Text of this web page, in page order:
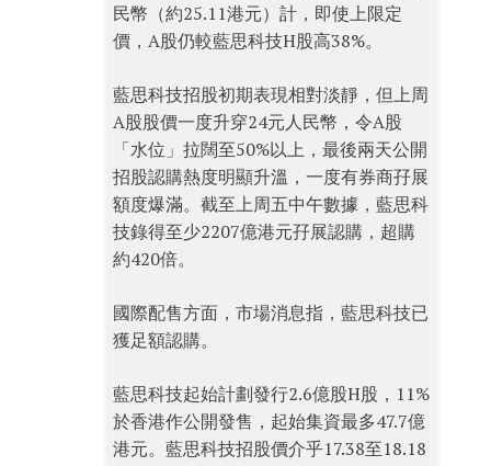
民幣（約25.11港元）計，即使上限定
價，A股仍較藍思科技H股高38%。
藍思科技招股初期表現相對淡靜，但上周
A股股價一度升穿24元人民幣，令A股
「水位」拉闊至50%以上，最後兩天公開
招股認購熱度明顯升溫，一度有券商孖展
額度爆滿。截至上周五中午數據，藍思科
技錄得至少2207億港元孖展認購，超購
約420倍。
國際配售方面，市場消息指，藍思科技已
獲足額認購。
藍思科技起始計劃發行2.6億股H股，11%
於香港作公開發售，起始集資最多47.7億
港元。藍思科技招股價介乎17.38至18.18